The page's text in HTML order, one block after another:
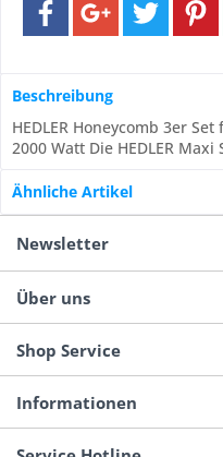
Beschreibung
HEDLER Honeycomb 3er
2000 Watt Die HEDLER Maxi
Ähnliche Artikel
Newsletter
Über uns
Shop Service
Informationen